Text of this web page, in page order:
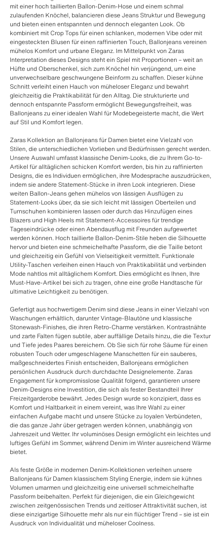
mit einer hoch taillierten Ballon-Denim-Hose und einem schmal
zulaufenden Knöchel, balancieren diese Jeans Struktur und Bewegung
und bieten einen entspannten und dennoch eleganten Look. Ob
kombiniert mit Crop Tops für einen schlanken, modernen Vibe oder mit
eingesteckten Blusen für einen raffinierten Touch, Ballonjeans vereinen
mühelos Komfort und urbane Eleganz. Im Mittelpunkt von Zaras
Interpretation dieses Designs steht ein Spiel mit Proportionen – weit an
Hüfte und Oberschenkel, sich zum Knöchel hin verjüngend, um eine
unverwechselbare geschwungene Beinform zu schaffen. Dieser kühne
Schnitt verleiht einen Hauch von müheloser Eleganz und bewahrt
gleichzeitig die Praktikabilität für den Alltag. Die strukturierte und
dennoch entspannte Passform ermöglicht Bewegungsfreiheit, was
Ballonjeans zu einer idealen Wahl für Modebegeisterte macht, die Wert
auf Stil und Komfort legen.
Zaras Kollektion an Ballonjeans für Damen bietet eine Vielzahl von
Stilen, die unterschiedlichen Vorlieben und Bedürfnissen gerecht werden.
Unsere Auswahl umfasst klassische Denim-Looks, die zu Ihrem Go-to-
Artikel für alltäglichen schicken Komfort werden, bis hin zu raffinierten
Designs, die es Individuen ermöglichen, ihre Modesprache auszudrücken,
indem sie andere Statement-Stücke in ihren Look integrieren. Diese
weiten Ballon-Jeans gehen mühelos von lässigen Ausflügen zu
Statement-Looks über, da sie sich leicht mit lässigen Oberteilen und
Turnschuhen kombinieren lassen oder durch das Hinzufügen eines
Blazers und High Heels mit Statement-Accessoires für trendige
Tageseindrücke oder einen Abendausflug mit Freunden aufgewertet
werden können. Hoch taillierte Ballon-Denim-Stile heben die Silhouette
hervor und bieten eine schmeichelhafte Passform, die die Taille betont
und gleichzeitig ein Gefühl von Vielseitigkeit vermittelt. Funktionale
Utility-Taschen verleihen einen Hauch von Praktikabilität und verbinden
Mode nahtlos mit alltäglichem Komfort. Dies ermöglicht es Ihnen, Ihre
Must-Have-Artikel bei sich zu tragen, ohne eine große Handtasche für
ultimative Leichtigkeit zu benötigen.
Gefertigt aus hochwertigem Denim sind diese Jeans in einer Vielzahl von
Waschungen erhältlich, darunter Vintage-Blautöne und klassische
Stonewash-Finishes, die ihren Retro-Charme verstärken. Kontrastnähte
und zarte Falten fügen subtile, aber auffällige Details hinzu, die die Textur
und Tiefe jedes Paares bereichern. Ob Sie sich für rohe Säume für einen
robusten Touch oder umgeschlagene Manschetten für ein sauberes,
maßgeschneidertes Finish entscheiden, Ballonjeans ermöglichen
persönlichen Ausdruck durch durchdachte Designelemente. Zaras
Engagement für kompromisslose Qualität folgend, garantieren unsere
Denim-Designs eine Investition, die sich als fester Bestandteil Ihrer
Freizeitgarderobe bewährt. Jedes Design wurde so konzipiert, dass es
Komfort und Haltbarkeit in einem vereint, was Ihre Wahl zu einer
einfachen Aufgabe macht und unsere Stücke zu loyalen Verbündeten,
die das ganze Jahr über getragen werden können, unabhängig von
Jahreszeit und Wetter. Ihr voluminöses Design ermöglicht ein leichtes und
luftiges Gefühl im Sommer, während Denim im Winter ausreichend Wärme
bietet.
Als feste Größe in modernen Denim-Kollektionen verleihen unsere
Ballonjeans für Damen klassischem Styling Energie, indem sie kühnes
Volumen umarmen und gleichzeitig eine universell schmeichelhafte
Passform beibehalten. Perfekt für diejenigen, die ein Gleichgewicht
zwischen zeitgenössischen Trends und zeitloser Attraktivität suchen, ist
diese einzigartige Silhouette mehr als nur ein flüchtiger Trend – sie ist ein
Ausdruck von Individualität und müheloser Coolness.